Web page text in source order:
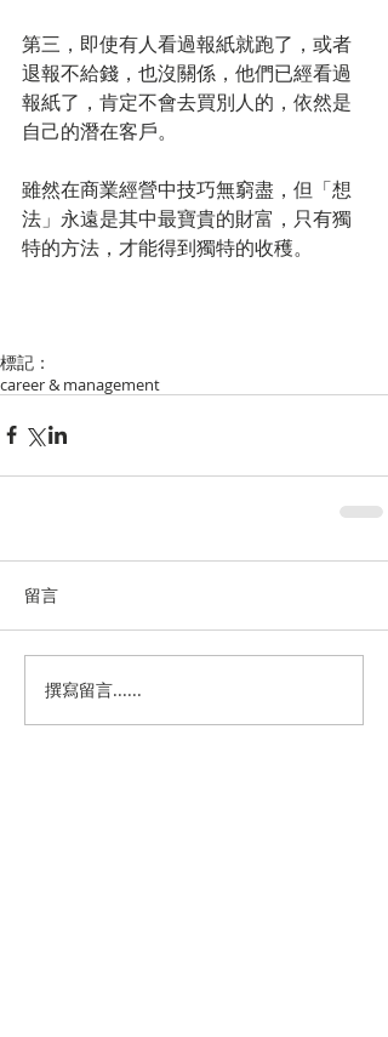
第三，即使有人看過報紙就跑了，或者
退報不給錢，也沒關係，他們已經看過
報紙了，肯定不會去買別人的，依然是
自己的潛在客戶。
雖然在商業經營中技巧無窮盡，但「想
法」永遠是其中最寶貴的財富，只有獨
特的方法，才能得到獨特的收穫。
標記：
career & management
留言
撰寫留言......